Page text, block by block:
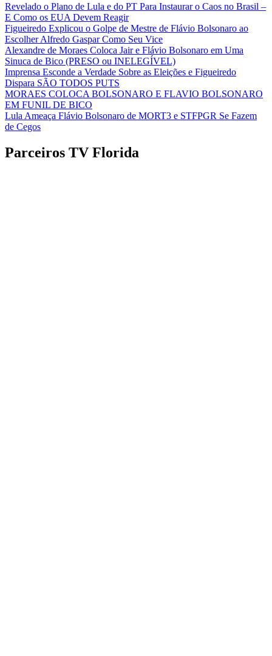
Revelado o Plano de Lula e do PT Para Instaurar o Caos no Brasil –
E Como os EUA Devem Reagir
Figueiredo Explicou o Golpe de Mestre de Flávio Bolsonaro ao
Escolher Alfredo Gaspar Como Seu Vice
Alexandre de Moraes Coloca Jair e Flávio Bolsonaro em Uma
Sinuca de Bico (PRESO ou INELEGÍVEL)
Imprensa Esconde a Verdade Sobre as Eleições e Figueiredo
Dispara SÃO TODOS PUTS
MORAES COLOCA BOLSONARO E FLAVIO BOLSONARO
EM FUNIL DE BICO
Lula Ameaça Flávio Bolsonaro de MORT3 e STFPGR Se Fazem
de Cegos
Parceiros TV Florida